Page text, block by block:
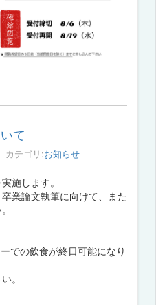
て
カテゴリ:お知らせ
施します。
業論文執筆に向けて、また
での飲食が終日可能になり
。